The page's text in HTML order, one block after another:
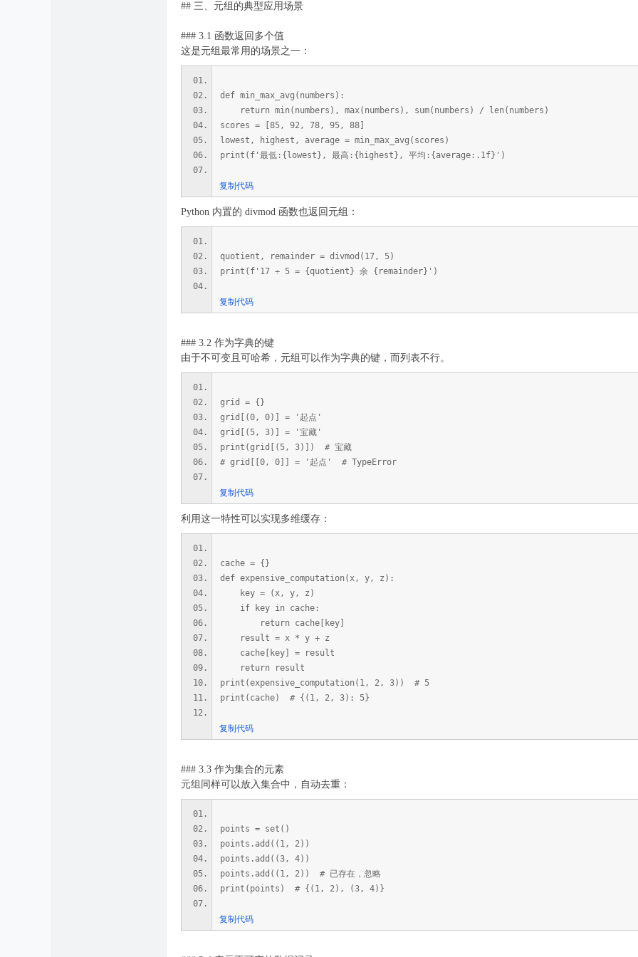
## 三、元组的典型应用场景
### 3.1 函数返回多个值
这是元组最常用的场景之一：
def min_max_avg(numbers):
return min(numbers), max(numbers), sum(numbers) / len(numbers)
scores = [85, 92, 78, 95, 88]
lowest, highest, average = min_max_avg(scores)
print(f'最低:{lowest}, 最高:{highest}, 平均:{average:.1f}')
复制代码
Python 内置的 divmod 函数也返回元组：
quotient, remainder = divmod(17, 5)
print(f'17 ÷ 5 = {quotient} 余 {remainder}')
复制代码
### 3.2 作为字典的键
由于不可变且可哈希，元组可以作为字典的键，而列表不行。
grid = {}
grid[(0, 0)] = '起点'
grid[(5, 3)] = '宝藏'
print(grid[(5, 3)]) # 宝藏
# grid[[0, 0]] = '起点' # TypeError
复制代码
利用这一特性可以实现多维缓存：
cache = {}
def expensive_computation(x, y, z):
key = (x, y, z)
if key in cache:
return cache[key]
result = x * y + z
cache[key] = result
return result
print(expensive_computation(1, 2, 3)) # 5
print(cache) # {(1, 2, 3): 5}
复制代码
### 3.3 作为集合的元素
元组同样可以放入集合中，自动去重：
points = set()
points.add((1, 2))
points.add((3, 4))
points.add((1, 2)) # 已存在，忽略
print(points) # {(1, 2), (3, 4)}
复制代码